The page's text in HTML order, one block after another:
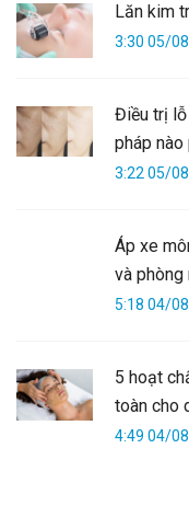
Lăn kim
3:30 05/
Điều trị lỗ
pháp nào
3:22 05/
Áp xe
và phòng
5:18 04/
5 hoạt
toàn cho
4:49 04/